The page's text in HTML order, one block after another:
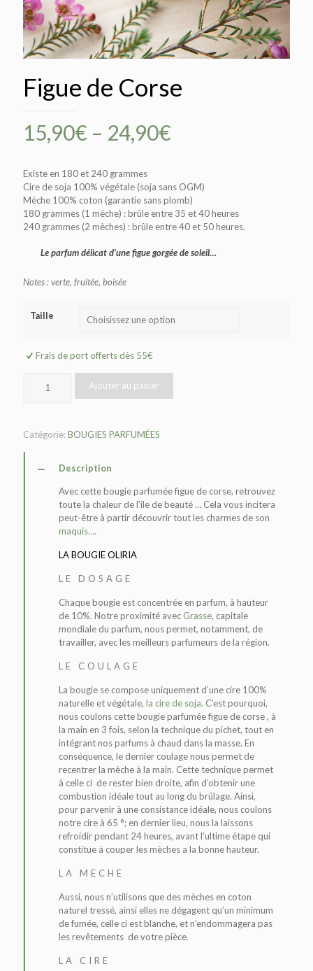
Figue de Corse
15,90€ – 24,90€
Existe en 180 et 240 grammes
Cire de soja 100% végétale (soja sans OGM)
Mèche 100% coton (garantie sans plomb)
180 grammes (1 mèche) : brûle entre 35 et 40 heures
240 grammes (2 mèches) : brûle entre 40 et 50 heures.
Le parfum délicat d’une figue gorgée de soleil…
Notes : verte, fruitée, boisée
Taille
Frais de port offerts dès 55€
Ajouter au panier
Catégorie:BOUGIES PARFUMÉES
Description
Avec cette bougie parfumée figue de corse, retrouvez
toute la chaleur de l’ile de beauté … Cela vous incitera
peut-être à partir découvrir tout les charmes de son
maquis….
LA BOUGIE OLIRIA
LE DOSAGE
Chaque bougie est concentrée en parfum, à hauteur
de 10%. Notre proximité avec Grasse, capitale
mondiale du parfum, nous permet, notamment, de
travailler, avec les meilleurs parfumeurs de la région.
LE COULAGE
La bougie se compose uniquement d’une cire 100%
naturelle et végétale, la cire de soja. C’est pourquoi,
nous coulons cette bougie parfumée figue de corse , à
la main en 3 fois, selon la technique du pichet, tout en
intégrant nos parfums à chaud dans la masse. En
conséquence, le dernier coulage nous permet de
recentrer la mèche à la main. Cette technique permet
à celle ci de rester bien droite, afin d’obtenir une
combustion idéale tout au long du brûlage. Ainsi,
pour parvenir à une consistance idéale, nous coulons
notre cire à 65 °; en dernier lieu, nous la laissons
refroidir pendant 24 heures, avant l’ultime étape qui
constitue à couper les mèches a la bonne hauteur.
LA MECHE
Aussi, nous n’utilisons que des mèches en coton
naturel tressé, ainsi elles ne dégagent qu’un minimum
de fumée, celle ci est blanche, et n’endommagera pas
les revêtements de votre pièce.
LA CIRE